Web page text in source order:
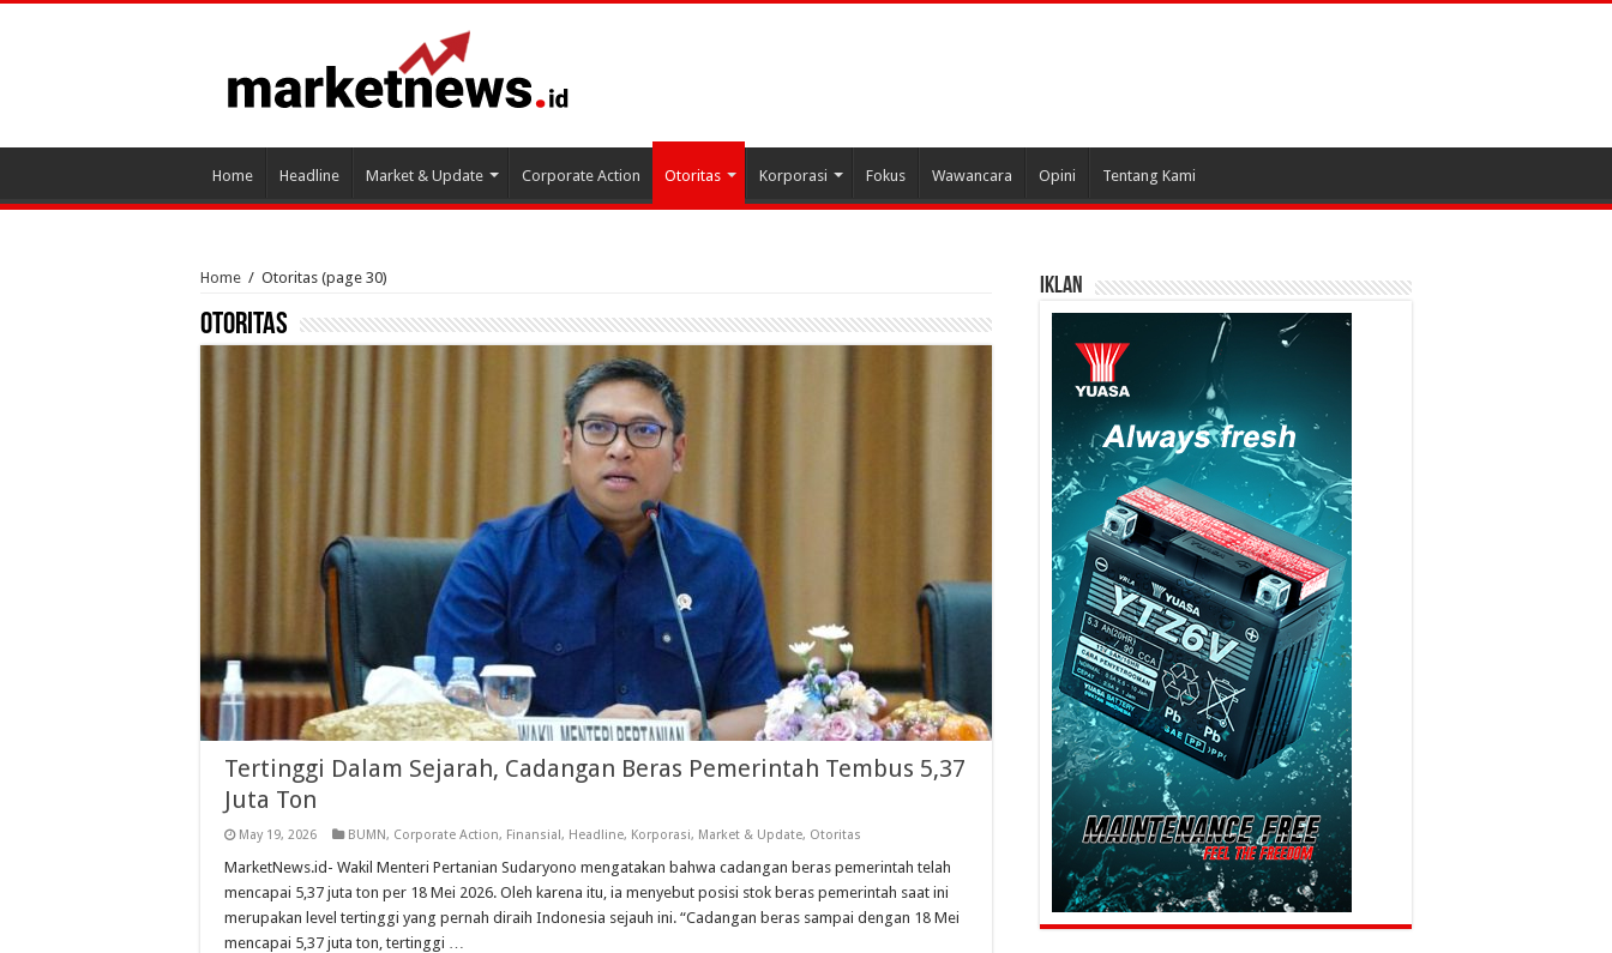
Home Headline Market & Update Corporate Action Otoritas Korporasi Fokus Wawancara Opini Tentang Kami
Home / Otoritas (page 30)
Otoritas
Tertinggi Dalam Sejarah, Cadangan Beras Pemerintah Tembus 5,37
Juta Ton
May 19, 2026 BUMN, Corporate Action, Finansial, Headline, Korporasi, Market & Update, Otoritas
MarketNews.id- Wakil Menteri Pertanian Sudaryono mengatakan bahwa cadangan beras pemerintah telah
mencapai 5,37 juta ton per 18 Mei 2026. Oleh karena itu, ia menyebut posisi stok beras pemerintah saat ini
merupakan level tertinggi yang pernah diraih Indonesia sejauh ini. “Cadangan beras sampai dengan 18 Mei
mencapai 5,37 juta ton, tertinggi …
IKLAN